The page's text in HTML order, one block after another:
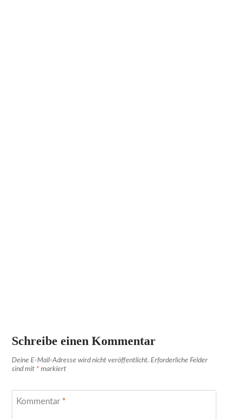
Schreibe einen Kommentar
Deine E-Mail-Adresse wird nicht veröffentlicht. Erforderliche Felder
sind mit * markiert
Kommentar *